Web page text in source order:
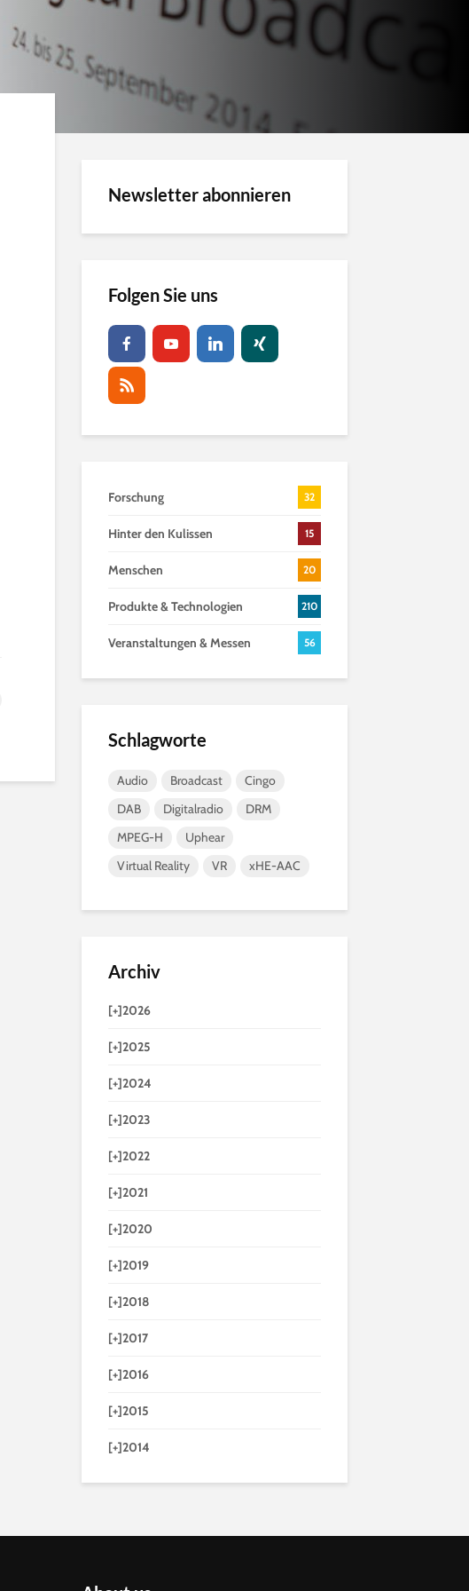
Newsletter abonnieren
Folgen Sie uns
Forschung 32
Hinter den Kulissen 15
Menschen 20
Produkte & Technologien 210
Veranstaltungen & Messen 56
Schlagworte
Audio Broadcast
Cingo
DAB
Digitalradio
DRM
MPEG-H
Uphear
Virtual Reality
VR xHE-AAC
Archiv
[+]2026
[+]2025
[+]2024
[+]2023
[+]2022
[+]2021
[+]2020
[+]2019
[+]2018
[+]2017
[+]2016
[+]2015
[+]2014